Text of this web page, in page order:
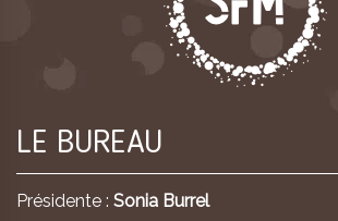
LE BUREAU
Présidente : Sonia Burrel